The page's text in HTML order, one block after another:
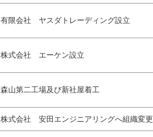
有限会社 ヤスダトレーディング設立
株式会社 エーケン設立
森山第二工場及び新社屋着工
株式会社 安田エンジニアリングへ組織変更